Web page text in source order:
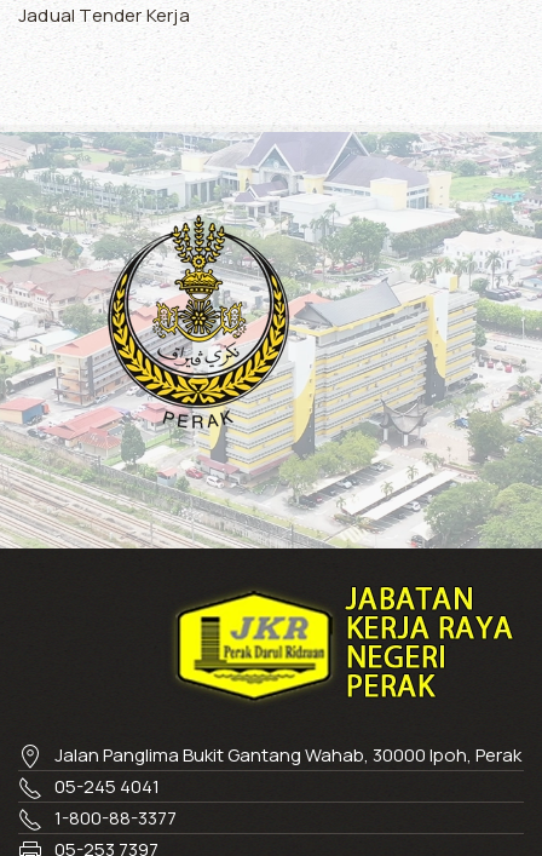
Jadual Tender Kerja
Jalan Panglima Bukit Gantang Wahab, 30000 Ipoh, Perak
05-245 4041
1-800-88-3377
05-253 7397